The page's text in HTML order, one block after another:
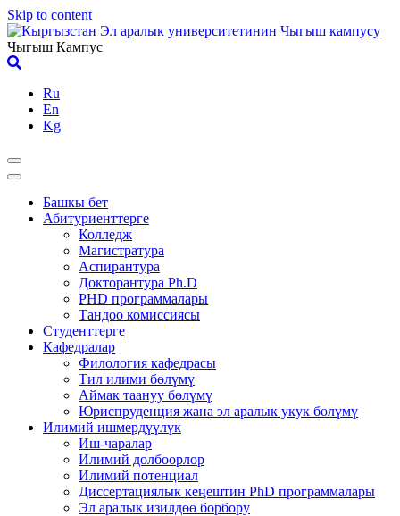
Skip to content
Чыгыш Кампус
Ru
En
Kg
Башкы бет
Абитуриенттерге
Колледж
Магистратура
Аспирантура
Докторантура Ph.D
PHD программалары
Тандоо комиссиясы
Студенттерге
Кафедралар
Филология кафедрасы
Тил илими бөлүмү
Аймак таануу бөлүмү
Юриспруденция жана эл аралык укук бөлүмү
Илимий ишмердүүлүк
Иш-чаралар
Илимий долбоорлор
Илимий потенциал
Диссертациялык кеңештин PhD программалары
Эл аралык изилдөө борбору